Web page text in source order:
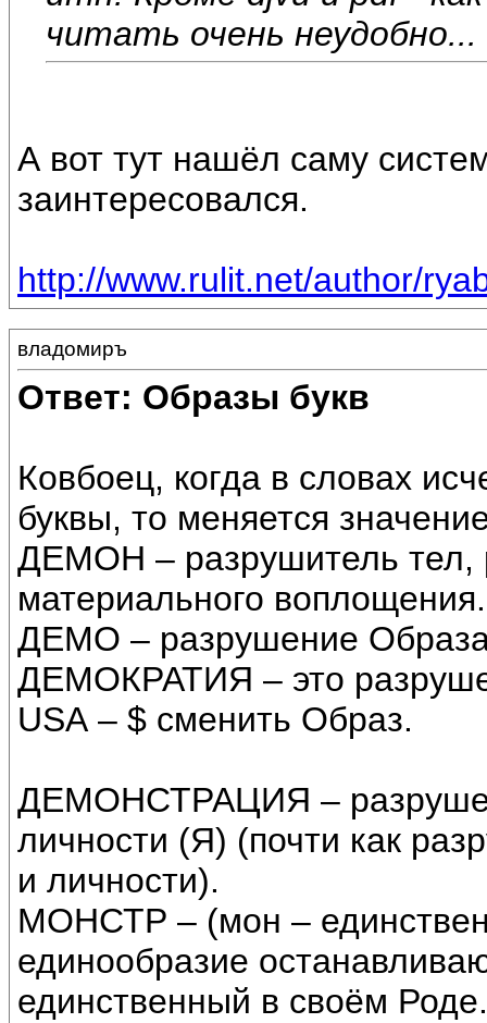
читать очень неудобно...
А вот тут нашёл саму
заинтересовался.
http://www.rulit.net/author/
владомиръ
Ответ: Образы букв
Ковбоец, когда в словах
буквы, то меняется
ДЕМОН – разрушитель тел,
материального воплощения.
ДЕМО – разрушение
ДЕМОКРАТИЯ – это
USА – $ сменить Образ.
ДЕМОНСТРАЦИЯ –
личности (Я) (почти как
и личности).
МОНСТР – (мон –
единообразие
единственный в своём Роде.